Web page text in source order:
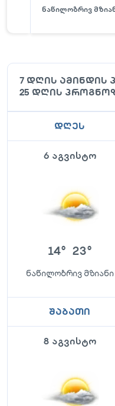
ნაწილობრივ
7 დღის ამინდის
25 დღის
დღეს
6 აგვისტო
14° 23°
ნაწილობრივ მზიანი
შაბათი
8 აგვისტო